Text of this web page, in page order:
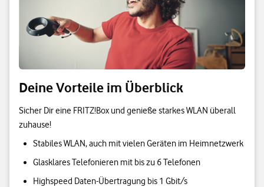
Deine Vorteile im Überblick
Sicher Dir eine FRITZ!Box und genieße starkes WLAN überall
zuhause!
Stabiles WLAN, auch mit vielen Geräten im Heimnetzwerk
Glasklares Telefonieren mit bis zu 6 Telefonen
Highspeed Daten-Übertragung bis 1 Gbit/s